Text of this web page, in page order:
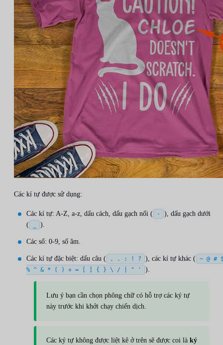
Các kí tự được sử dụng:
Các kí tự: A-Z, a-z, dấu cách, dấu gạch nối ( -
), dấu gạch dưới
(
).
Các số: 0-9, số âm.
Các kí tự đặc biệt: dấu câu ( , . : ! ? ), các kí tự khác ( ~ @ #
% ^ & * ( ) + = [ ] { } \ / | " '
).
Lưu ý bạn cần chọn phông chữ có hỗ trợ các ký tự
này trước khi khởi chạy chiến dịch.
Các ký tự không được liệt kê ở trên sẽ được coi là ký